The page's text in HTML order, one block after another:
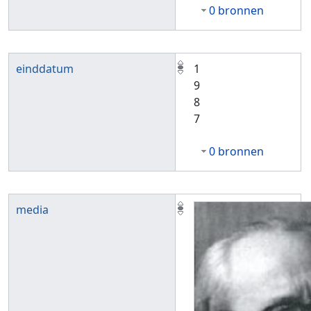
0 bronnen
einddatum
1
9
8
7
0 bronnen
media